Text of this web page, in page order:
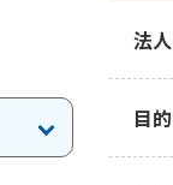
法
目